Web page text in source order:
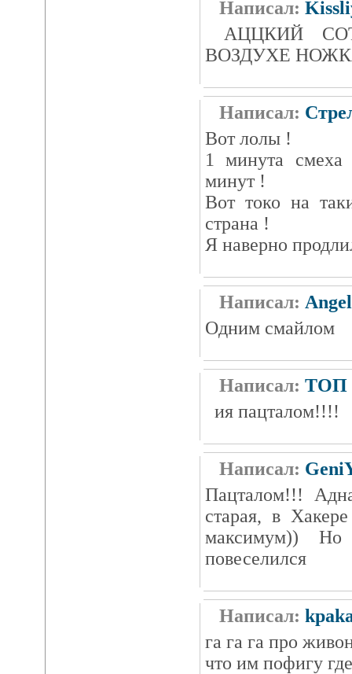
Написал:
АЦЦКИЙ
ВОЗДУХЕ
Написал:
Вот лолы !
1 минута смеха
минут !
Вот токо на
страна !
Я наверно
Написал:
Одним смайлом
Написал: ТОП
ия пацталом!!!!
Написал:
Пацталом!!!
старая, в
максимум)) Но
повеселился
Написал:
га га га про
что им пофигу